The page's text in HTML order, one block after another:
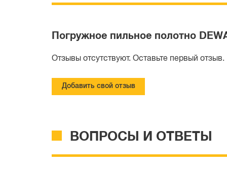
Погружное пильное полотно
Отзывы отсутствуют. Оставьте первый отзыв.
Добавить свой отзыв
ВОПРОСЫ И ОТВЕТЫ